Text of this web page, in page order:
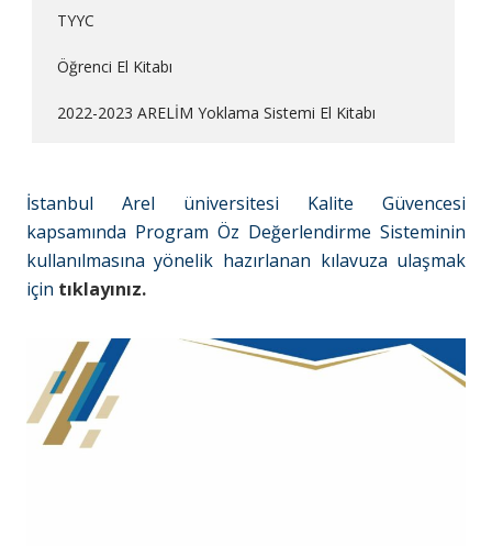
TYYC
Öğrenci El Kitabı
2022-2023 ARELİM Yoklama Sistemi El Kitabı
İstanbul Arel üniversitesi Kalite Güvencesi
kapsamında Program Öz Değerlendirme Sisteminin
kullanılmasına yönelik hazırlanan kılavuza ulaşmak
için tıklayınız.